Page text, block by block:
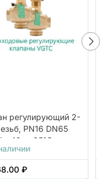
регулирующий 2-
PN16 DN65
-10…+95°С
₽